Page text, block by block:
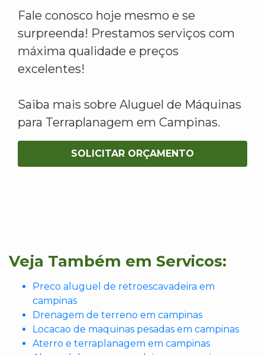
Fale conosco hoje mesmo e se
surpreenda! Prestamos serviços com
máxima qualidade e preços
excelentes!
Saiba mais sobre Aluguel de Máquinas
para Terraplanagem em Campinas.
SOLICITAR ORÇAMENTO
Veja Também em Servicos:
Preco aluguel de retroescavadeira em
campinas
Drenagem de terreno em campinas
Locacao de maquinas pesadas em campinas
Aterro e terraplanagem em campinas